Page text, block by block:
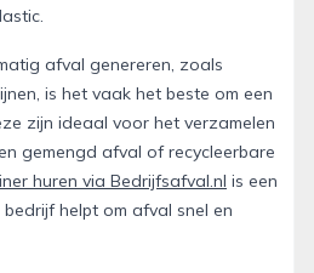
afval genereren, zoals
is het vaak het beste om een
zijn ideaal voor het verzamelen
gemengd afval of recycleerbare
huren via Bedrijfsafval.nl is een
helpt om afval snel en